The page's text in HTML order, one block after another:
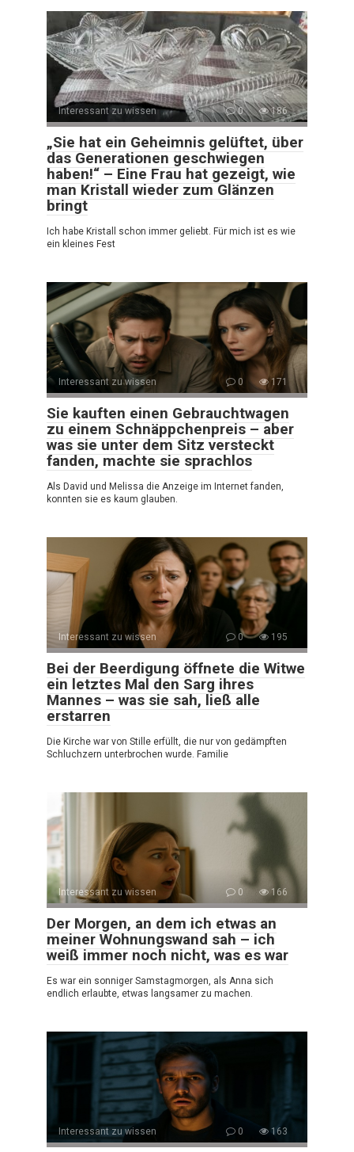
Interessant zu wissen 0 186
„Sie hat ein Geheimnis gelüftet, über
das Generationen geschwiegen
haben!“ – Eine Frau hat gezeigt, wie
man Kristall wieder zum Glänzen
bringt
Ich habe Kristall schon immer geliebt. Für mich ist es wie
ein kleines Fest
Interessant zu wissen 0 171
Sie kauften einen Gebrauchtwagen
zu einem Schnäppchenpreis – aber
was sie unter dem Sitz versteckt
fanden, machte sie sprachlos
Als David und Melissa die Anzeige im Internet fanden,
konnten sie es kaum glauben.
Interessant zu wissen 0 195
Bei der Beerdigung öffnete die Witwe
ein letztes Mal den Sarg ihres
Mannes – was sie sah, ließ alle
erstarren
Die Kirche war von Stille erfüllt, die nur von gedämpften
Schluchzern unterbrochen wurde. Familie
Interessant zu wissen 0 166
Der Morgen, an dem ich etwas an
meiner Wohnungswand sah – ich
weiß immer noch nicht, was es war
Es war ein sonniger Samstagmorgen, als Anna sich
endlich erlaubte, etwas langsamer zu machen.
Interessant zu wissen 0 163